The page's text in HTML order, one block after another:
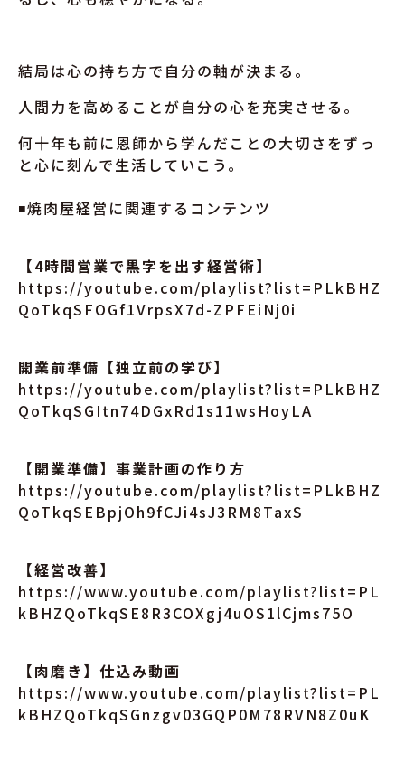
結局は心の持ち方で自分の軸が決まる。
人間力を高めることが自分の心を充実させる。
何十年も前に恩師から学んだことの大切さをずっ
と心に刻んで生活していこう。
◾️焼肉屋経営に関連するコンテンツ
【4時間営業で黒字を出す経営術】
https://youtube.com/playlist?list=PLkBHZ
QoTkqSFOGf1VrpsX7d-ZPFEiNj0i
開業前準備【独立前の学び】
https://youtube.com/playlist?list=PLkBHZ
QoTkqSGItn74DGxRd1s11wsHoyLA
【開業準備】事業計画の作り方
https://youtube.com/playlist?list=PLkBHZ
QoTkqSEBpjOh9fCJi4sJ3RM8TaxS
【経営改善】
https://www.youtube.com/playlist?list=PL
kBHZQoTkqSE8R3COXgj4uOS1lCjms75O
【肉磨き】仕込み動画
https://www.youtube.com/playlist?list=PL
kBHZQoTkqSGnzgv03GQP0M78RVN8Z0uK